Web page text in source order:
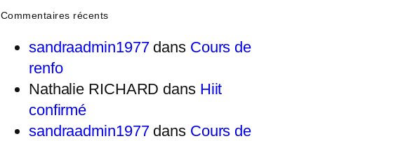
Commentaires récents
sandraadmin1977dans Cours de
renfo
Nathalie RICHARD dans Hiit
confirmé
sandraadmin1977dans Cours de